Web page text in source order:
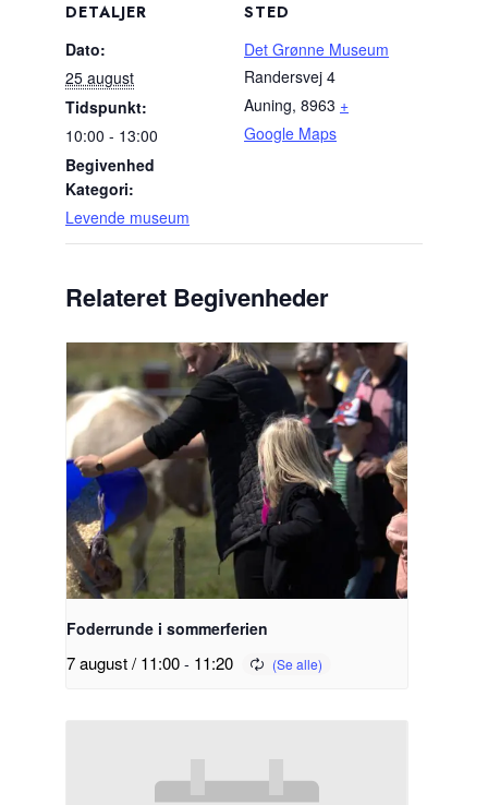
DETALJER
Dato:
25 august
Tidspunkt:
10:00 - 13:00
Begivenhed
Kategori:
Levende museum
STED
Det Grønne Museum
Randersvej 4
Auning, 8963 +
Google Maps
Relateret Begivenheder
Foderrunde i sommerferien
7 august / 11:00- 11:20